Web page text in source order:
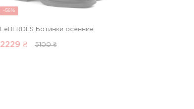
-56%
LeBERDES Ботинки осенние
2229 ₴ 5100 ₴